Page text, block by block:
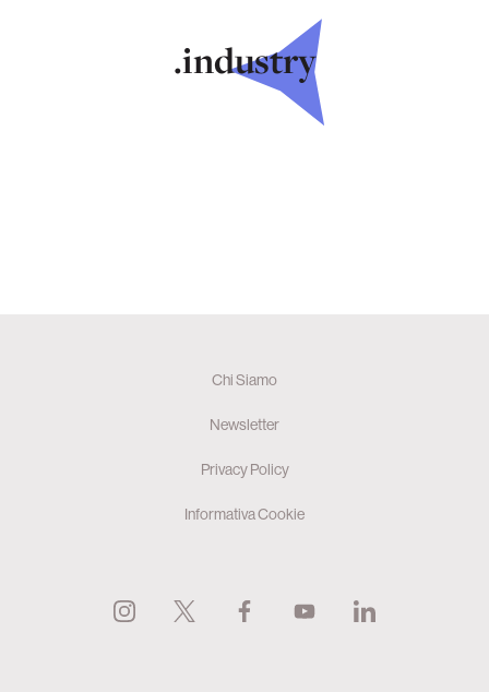
.industry
Chi Siamo
Newsletter
Privacy Policy
Informativa Cookie